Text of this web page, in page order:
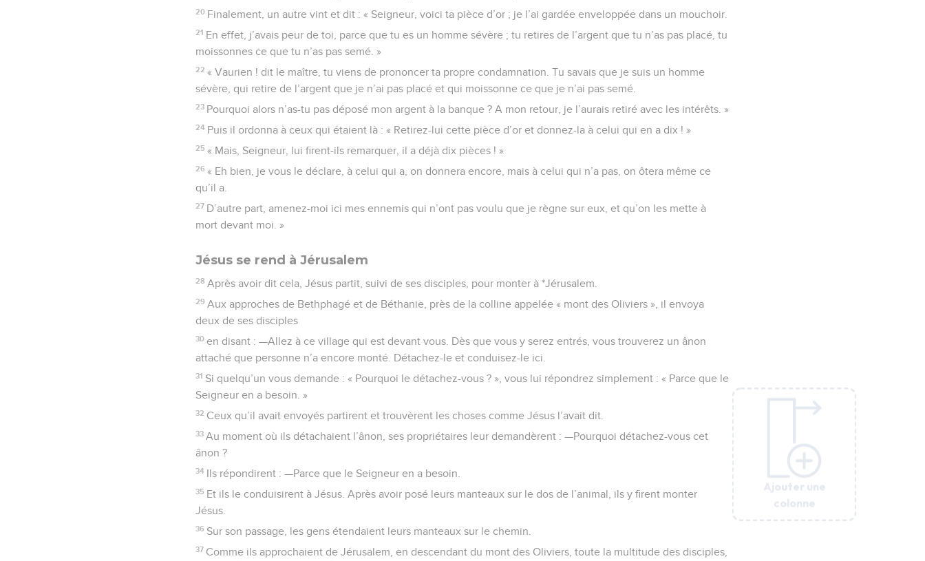
Ajouter une
colonne
20 Finalement, un autre vint et dit : « Seigneur, voici ta pièce d’or ; je l’ai gardée enveloppée dans un mouchoir.
21 En effet, j’avais peur de toi, parce que tu es un homme sévère ; tu retires de l’argent que tu n’as pas placé, tu
moissonnes ce que tu n’as pas semé. »
22 « Vaurien ! dit le maître, tu viens de prononcer ta propre condamnation. Tu savais que je suis un homme
sévère, qui retire de l’argent que je n’ai pas placé et qui moissonne ce que je n’ai pas semé.
23 Pourquoi alors n’as-tu pas déposé mon argent à la banque ? A mon retour, je l’aurais retiré avec les intérêts. »
24 Puis il ordonna à ceux qui étaient là : « Retirez-lui cette pièce d’or et donnez-la à celui qui en a dix ! »
25 « Mais, Seigneur, lui firent-ils remarquer, il a déjà dix pièces ! »
26 « Eh bien, je vous le déclare, à celui qui a, on donnera encore, mais à celui qui n’a pas, on ôtera même ce
qu’il a.
27 D’autre part, amenez-moi ici mes ennemis qui n’ont pas voulu que je règne sur eux, et qu’on les mette à
mort devant moi. »
Jésus se rend à Jérusalem
28 Après avoir dit cela, Jésus partit, suivi de ses disciples, pour monter à *Jérusalem.
29 Aux approches de Bethphagé et de Béthanie, près de la colline appelée « mont des Oliviers », il envoya
deux de ses disciples
30 en disant : —Allez à ce village qui est devant vous. Dès que vous y serez entrés, vous trouverez un ânon
attaché que personne n’a encore monté. Détachez-le et conduisez-le ici.
31 Si quelqu’un vous demande : « Pourquoi le détachez-vous ? », vous lui répondrez simplement : « Parce que le
Seigneur en a besoin. »
32 Ceux qu’il avait envoyés partirent et trouvèrent les choses comme Jésus l’avait dit.
33 Au moment où ils détachaient l’ânon, ses propriétaires leur demandèrent : —Pourquoi détachez-vous cet
ânon ?
34 Ils répondirent : —Parce que le Seigneur en a besoin.
35 Et ils le conduisirent à Jésus. Après avoir posé leurs manteaux sur le dos de l’animal, ils y firent monter
Jésus.
36 Sur son passage, les gens étendaient leurs manteaux sur le chemin.
37 Comme ils approchaient de Jérusalem, en descendant du mont des Oliviers, toute la multitude des disciples,
Ajouter une
colonne
Ajouter une
colonne
Ajouter une
colonne
Ajouter une
colonne